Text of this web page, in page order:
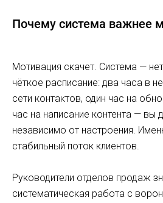
Почему система важнее
Мотивация скачет. Система —
чёткое расписание: два часа в
сети контактов, один час на
час на написание контента — вы
независимо от настроения.
стабильный поток клиентов.
Руководители отделов продаж
систематическая работа с